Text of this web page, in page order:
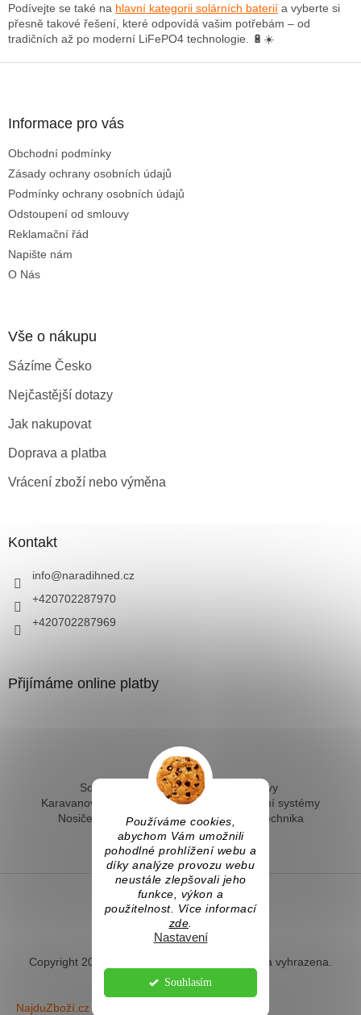
Používáme cookies,
abychom Vám umožnili
pohodlné prohlížení webu a
díky analýze provozu webu
neustále zlepšovali jeho
funkce, výkon a
použitelnost. Více informací
zde.
Nastavení
Souhlasím
v
ý
p
Podívejte se také na hlavní kategorii solárních baterií a vyberte si
přesně takové řešení, které odpovídá vašim potřebám – od
tradičních až po moderní LiFePO4 technologie. 🔋☀️
Informace pro vás
Obchodní podmínky
Zásady ochrany osobních údajů
Podmínky ochrany osobních údajů
Odstoupení od smlouvy
Reklamační řád
Napište nám
O Nás
Vše o nákupu
Sázíme Česko
Nejčastější dotazy
Jak nakupovat
Doprava a platba
Vrácení zboží nebo výměna
Kontakt
info@naradihned.cz
+420702287970
+420702287969
Přijímáme online platby
Solární ohřev vody - kompletní sestavy
Karavanové solární systémy
Ostrovní solární systémy
Nosiče kol na tažné
Hevery a dílenská technika
Fotovoltaický ohřev vody
Vytvořil Shoptet
Copyright 2026 . Všechna práva vyhrazena.
NajduZboží.cz